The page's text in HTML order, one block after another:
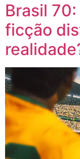
Brasil
ficção